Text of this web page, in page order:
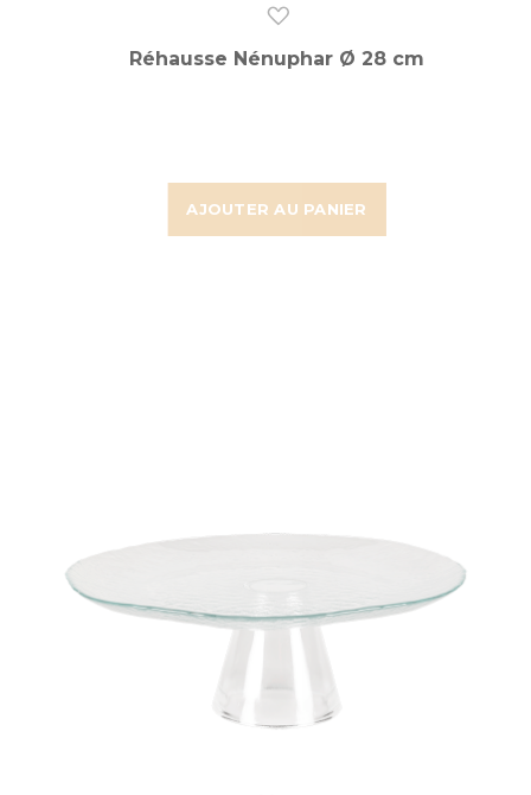
AJOUTER AU PANIER
Réhausse Nénuphar Ø 28 cm